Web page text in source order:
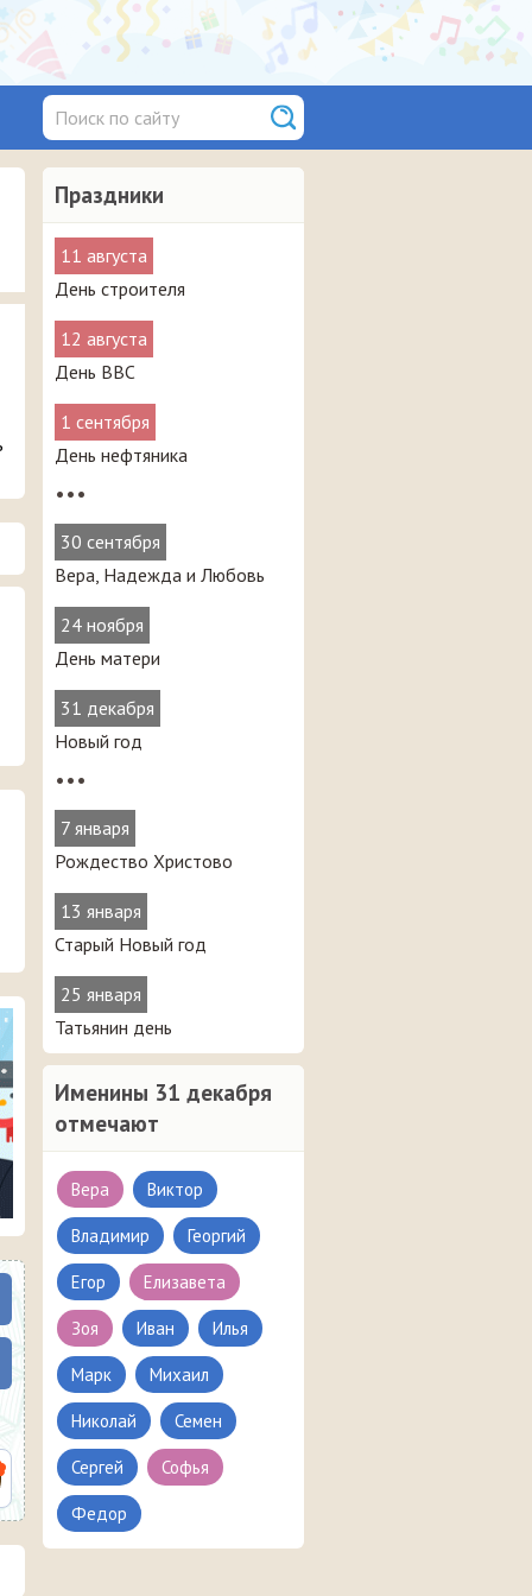
Праздники
11 августа
День строителя
12 августа
День ВВС
1 сентября
День нефтяника
•••
30 сентября
Вера, Надежда и Любовь
24 ноября
День матери
31 декабря
Новый год
•••
7 января
Рождество Христово
13 января
Старый Новый год
25 января
Татьянин день
Именины 31 декабря
отмечают
Вера Виктор
Владимир Георгий
Егор Елизавета
Зоя Иван Илья
Марк Михаил
Николай Семен
Сергей Софья
Федор